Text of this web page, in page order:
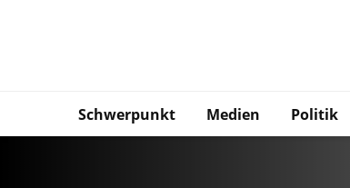
Schwerpunkt Medien Politik